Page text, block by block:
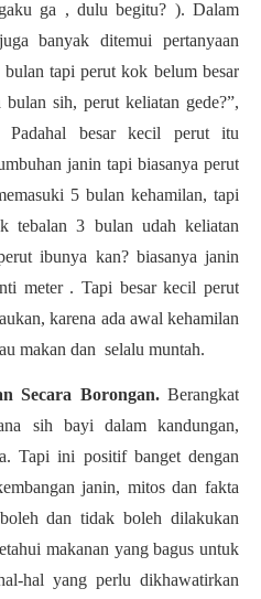
ga , dulu begitu? ). Dalam
banyak ditemui pertanyaan
tapi perut kok belum besar
sih, perut keliatan gede?”,
Padahal besar kecil perut itu
janin tapi biasanya perut
5 bulan kehamilan, tapi
tebalan 3 bulan udah keliatan
ibunya kan? biasanya janin
meter . Tapi besar kecil perut
karena ada awal kehamilan
makan dan selalu muntah.
Secara Borongan. Berangkat
sih bayi dalam kandungan,
Tapi ini positif banget dengan
janin, mitos dan fakta
dan tidak boleh dilakukan
makanan yang bagus untuk
hal yang perlu dikhawatirkan